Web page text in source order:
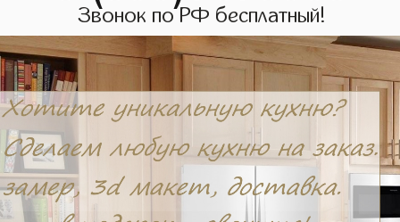
Звонок по РФ бесплатный!